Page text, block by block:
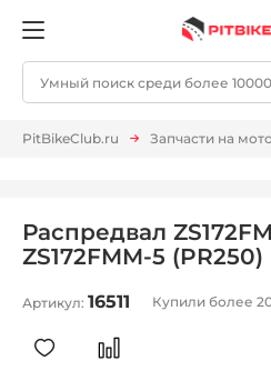
PitBikeClub.ru Запчасти на
Распредвал
ZS172FMM-5 (PR250)
Артикул: 16511 Купили более